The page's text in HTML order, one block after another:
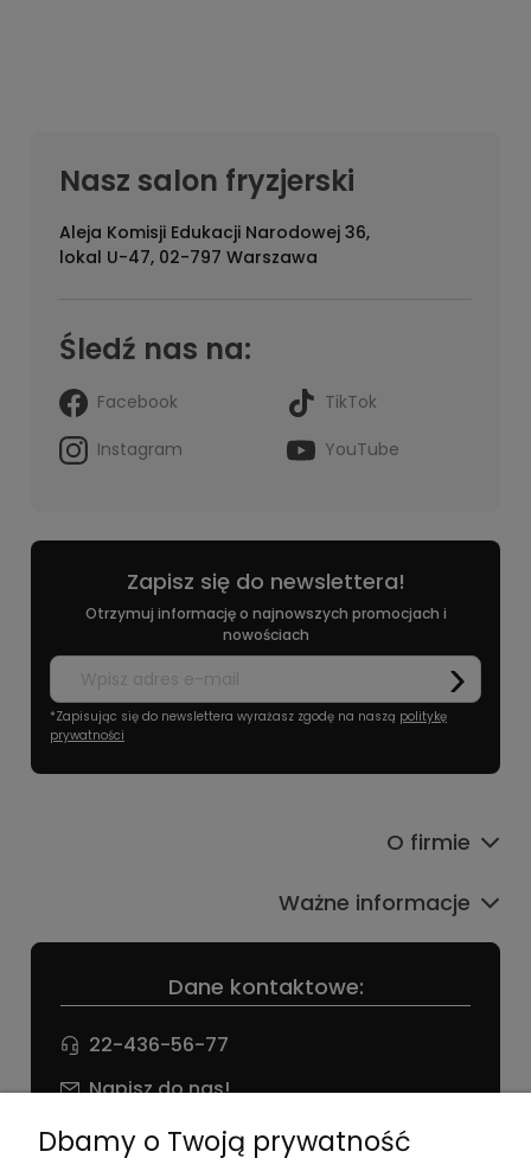
Nasz salon fryzjerski
Aleja Komisji Edukacji Narodowej 36,
lokal U-47, 02-797 Warszawa
Śledź nas na:
Facebook
TikTok
Instagram
YouTube
Zapisz się do newslettera!
Otrzymuj informację o najnowszych promocjach i
nowościach
*Zapisując się do newslettera wyrażasz zgodę na naszą politykę
prywatności
Dane kontaktowe:
22-436-56-77
Napisz do nas!
NIP: 826 186 42 29
O firmie
Ważne informacje
Dbamy o Twoją prywatność